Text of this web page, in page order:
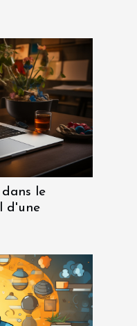
le
d'une